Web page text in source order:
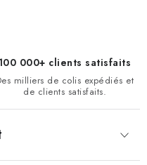
000+ clients satisfaits
milliers de colis expédiés et
de clients satisfaits.